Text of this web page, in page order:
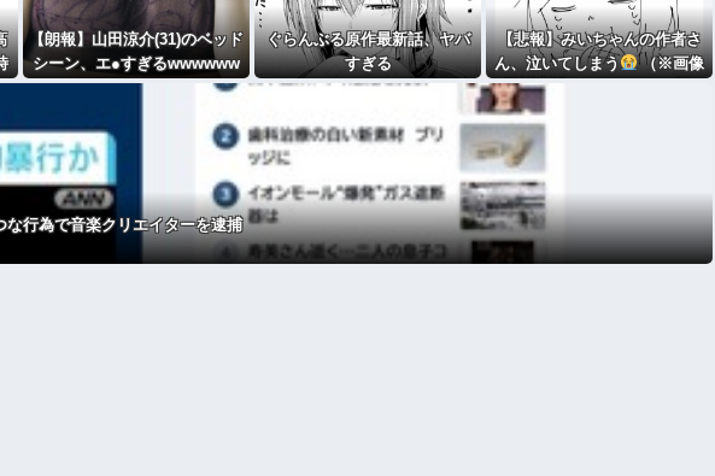
【朗報】山田涼介(31)のベッド
シーン、エ●すぎるwwwwww
w
ぐらんぶる原作最新話、ヤバ
すぎる
【悲報】みいちゃんの作者さ
ん、泣いてしまう
（※画像
行為で音楽クリエイターを逮捕